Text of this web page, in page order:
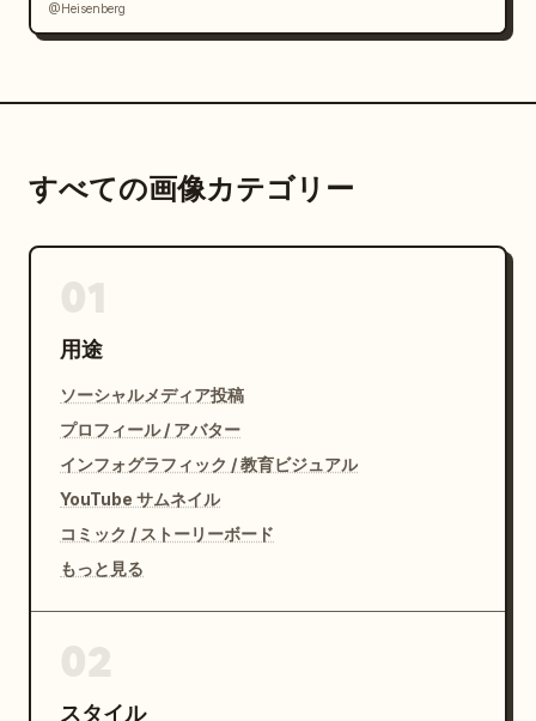
@Heisenberg
すべての画像カテゴリー
用途
ソーシャルメディア投稿
プロフィール / アバター
インフォグラフィック / 教育ビジュアル
YouTube サムネイル
コミック / ストーリーボード
もっと見る
スタイル